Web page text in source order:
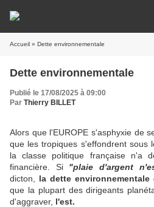
Accueil » Dette environnementale
Dette environnementale
Publié le 17/08/2025 à 09:00
Par Thierry BILLET
Alors que l'EUROPE s'asphyxie de
que les tropiques s'effondrent sous
la classe politique française n'a
financière. Si"plaie d'argent
dicton,
la dette environnementale
que la plupart des dirigeants
d'aggraver, l'est.